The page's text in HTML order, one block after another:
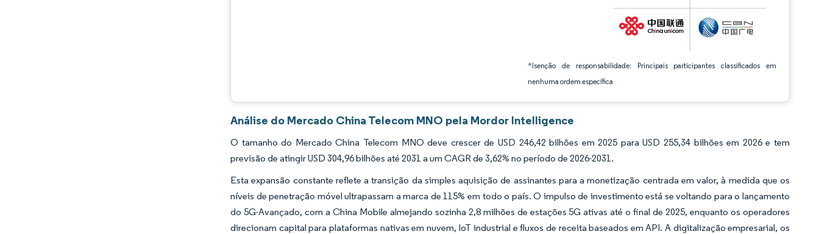
*Isenção de responsabilidade: Principais participantes classificados em
nenhuma ordem específica
Análise do Mercado China Telecom MNO pela Mordor Intelligence
O tamanho do Mercado China Telecom MNO deve crescer de USD 246,42 bilhões em 2025 para USD 255,34 bilhões em 2026 e tem
previsão de atingir USD 304,96 bilhões até 2031 a um CAGR de 3,62% no período de 2026-2031.
Esta expansão constante reflete a transição da simples aquisição de assinantes para a monetização centrada em valor, à medida que os
níveis de penetração móvel ultrapassam a marca de 115% em todo o país. O impulso de investimento está se voltando para o lançamento
do 5G-Avançado, com a China Mobile almejando sozinha 2,8 milhões de estações 5G ativas até o final de 2025, enquanto os operadores
direcionam capital para plataformas nativas em nuvem, IoT industrial e fluxos de receita baseados em API. A digitalização empresarial, os